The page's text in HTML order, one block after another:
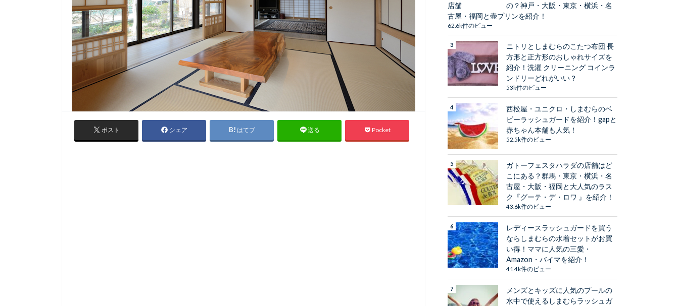
ポスト シェア はてブ 送る Pocket
の？神戸・大阪・東京・横浜・名
古屋・福岡と壷プリンを紹介！
62.6k件のビュー
ニトリとしまむらのこたつ布団 長
方形と正方形のおしゃれサイズを
紹介！洗濯 クリーニング コインラ
ンドリーどれがいい？
53k件のビュー
西松屋・ユニクロ・しまむらのベ
ビーラッシュガードを紹介！gapと
赤ちゃん本舗も人気！
52.5k件のビュー
ガトーフェスタハラダの店舗はど
こにある？群馬・東京・横浜・名
古屋・大阪・福岡と大人気のラス
ク『グーテ・デ・ロワ 』を紹介！
43.6k件のビュー
レディースラッシュガードを買う
ならしまむらの水着セットがお買
い得！ママに人気の三愛・
Amazon・バイマを紹介！
41.4k件のビュー
メンズとキッズに人気のプールの
水中で使えるしまむらラッシュガ